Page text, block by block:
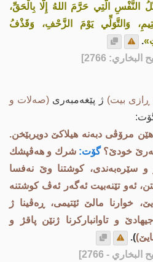
النَّفْسِ الَّتِي حَرَّمَ اللهُ إِلَّا بِالْحَقِّ،
وَالتَّوَلِّي يَوْمَ الزَّحْفِ، وَقَذْفُ
.
2766]
بیت) ژ پێغه‌مبه‌ری (صه‌لات و
مرۆڤی دبه‌نه‌ هیلاكێ دویربێخن.
خودێ؟ گۆت: شرك و هه‌ڤپشك
سێره‌به‌ندی، كوشتنا وێ نه‌فسا
ئه‌و تێنه‌بیت ئه‌گه‌ر ئه‌ڤ كوشتنه‌
خوارنا مالێ ئێتیمی، ڕه‌ڤینا ژ
و تاوانباركرنا ژنێن پاقژ و
).
- 2766]